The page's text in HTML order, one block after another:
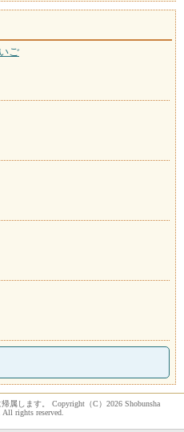
ご
属します。 Copyright（C）2026 Shobunsha
rights reserved.